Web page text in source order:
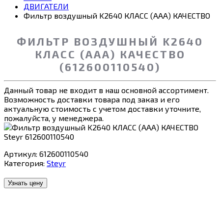
ДВИГАТЕЛИ
Фильтр воздушный K2640 КЛАСС (ААА) КАЧЕСТВО
ФИЛЬТР ВОЗДУШНЫЙ K2640
КЛАСС (ААА) КАЧЕСТВО
(612600110540)
Данный товар не входит в наш основной ассортимент.
Возможность доставки товара под заказ и его
актуальную стоимость с учетом доставки уточните,
пожалуйста, у менеджера.
Артикул: 612600110540
Категория: Steyr
Узнать цену